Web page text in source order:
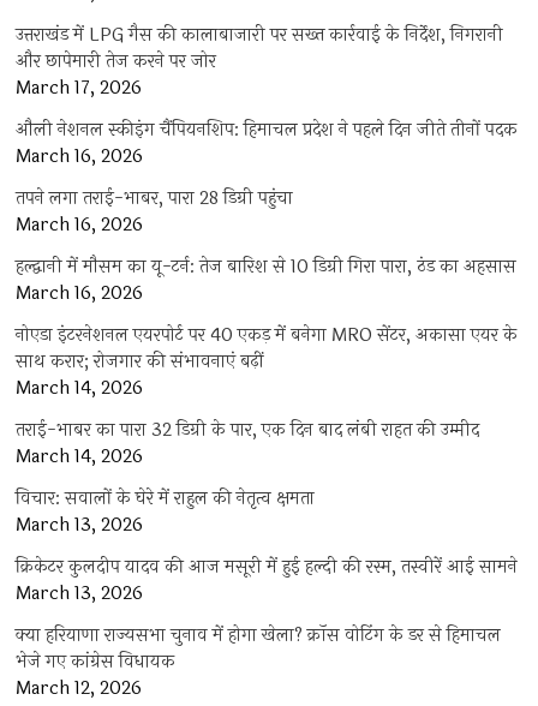
उत्तराखंड में LPG गैस की कालाबाजारी पर सख्त कार्रवाई के निर्देश, निगरानी
और छापेमारी तेज करने पर जोर
March 17, 2026
औली नेशनल स्कीइंग चैंपियनशिप: हिमाचल प्रदेश ने पहले दिन जीते तीनों पदक
March 16, 2026
तपने लगा तराई-भाबर, पारा 28 डिग्री पहुंचा
March 16, 2026
हल्द्वानी में मौसम का यू-टर्न: तेज बारिश से 10 डिग्री गिरा पारा, ठंड का अहसास
March 16, 2026
नोएडा इंटरनेशनल एयरपोर्ट पर 40 एकड़ में बनेगा MRO सेंटर, अकासा एयर के
साथ करार; रोजगार की संभावनाएं बढ़ीं
March 14, 2026
तराई-भाबर का पारा 32 डिग्री के पार, एक दिन बाद लंबी राहत की उम्मीद
March 14, 2026
विचार: सवालों के घेरे में राहुल की नेतृत्व क्षमता
March 13, 2026
क्रिकेटर कुलदीप यादव की आज मसूरी में हुई हल्दी की रस्म, तस्वीरें आई सामने
March 13, 2026
क्या हरियाणा राज्यसभा चुनाव में होगा खेला? क्रॉस वोटिंग के डर से हिमाचल
भेजे गए कांग्रेस विधायक
March 12, 2026